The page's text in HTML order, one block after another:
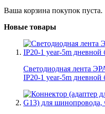
Ваша корзина покупок пуста.
Новые товары
Светодиодная лента
IP20-1 year-5m дневной